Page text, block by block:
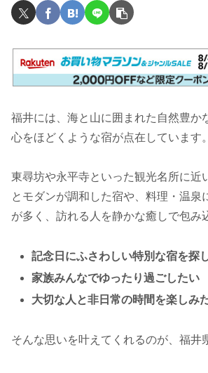
福井には、海と山に囲まれた自然豊か
心をほどくような宿が点在しています。
東尋坊や永平寺といった観光名所に近
とモダンが調和した宿や、料理・温泉
が多く、訪れる人を静かな癒しで包み
記念日にふさわしい特別な宿を探
家族みんなでゆったり過ごしたい
大切な人と非日常の時間を楽しみ
そんな思いを叶えてくれるのが、福井